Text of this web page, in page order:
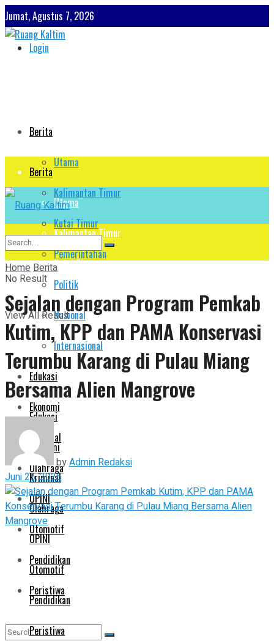
Jumat, Agustus 7, 2026
Login
Berita
Utama
Kalimantan Timur
Kutai Timur
Pemerintahan
Politik
Nasional
Internasional
Edukasi
Ekonomi
Kriminal
Olahraga
OPINI
Otomotif
Pendidikan
Peristiwa
Berita
Utama
Kalimantan Timur
Kutai Timur
Pemerintahan
Politik
Nasional
Internasional
Edukasi
Ekonomi
Kriminal
Olahraga
OPINI
Otomotif
Pendidikan
Peristiwa
No Result
View All Result
HomeBerita
Sejalan dengan Program Pemkab
Kutim, KPP dan PAMA Konservasi
Terumbu Karang di Pulau Miang
Bersama Alien Mangrove
byAdmin Redaksi
Juni 25, 2026